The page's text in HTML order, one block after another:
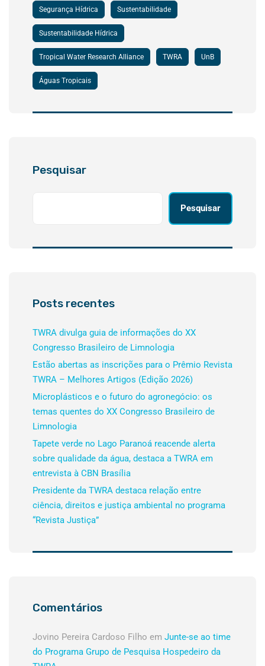
Segurança Hídrica Sustentabilidade
Sustentabilidade Hídrica
Tropical Water Research Alliance TWRA UnB
Águas Tropicais
Pesquisar
Pesquisar
Posts recentes
TWRA divulga guia de informações do XX
Congresso Brasileiro de Limnologia
Estão abertas as inscrições para o Prêmio Revista
TWRA – Melhores Artigos (Edição 2026)
Microplásticos e o futuro do agronegócio: os
temas quentes do XX Congresso Brasileiro de
Limnologia
Tapete verde no Lago Paranoá reacende alerta
sobre qualidade da água, destaca a TWRA em
entrevista à CBN Brasília
Presidente da TWRA destaca relação entre
ciência, direitos e justiça ambiental no programa
“Revista Justiça”
Comentários
Jovino Pereira Cardoso Filho em Junte-se ao time
do Programa Grupo de Pesquisa Hospedeiro da